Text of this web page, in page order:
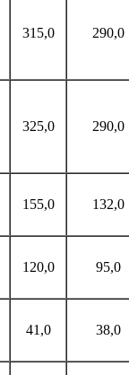
315,0 290,0
325,0 290,0
155,0 132,0
120,0 95,0
41,0 38,0